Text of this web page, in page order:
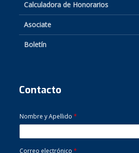
Calculadora de Honorarios
Asociate
Boletín
Contacto
Nombre y Apellido *
Correo electrónico *